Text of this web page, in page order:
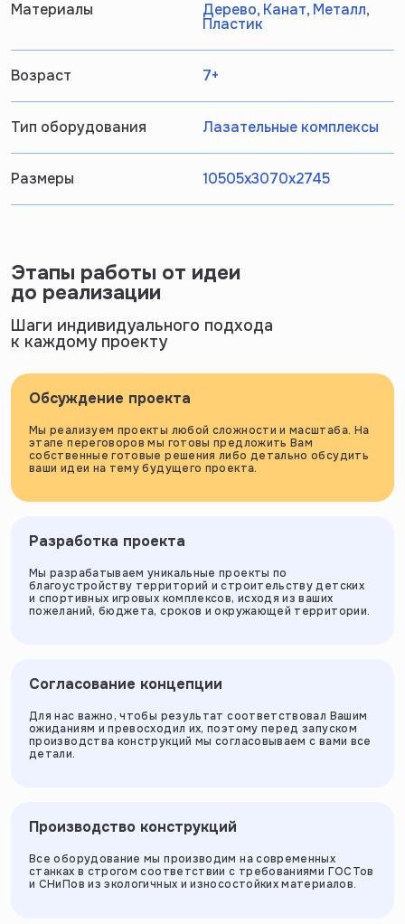
Материалы Дерево, Канат, Металл,
Пластик
Возраст 7+
Тип оборудования Лазательные комплексы
Размеры 10505х3070х2745
Этапы работы от идеи
до реализации
Шаги индивидуального подхода
к каждому проекту
Обсуждение проекта
Мы реализуем проекты любой сложности и масштаба. На
этапе переговоров мы готовы предложить Вам
собственные готовые решения либо детально обсудить
ваши идеи на тему будущего проекта.
Разработка проекта
Мы разрабатываем уникальные проекты по
благоустройству территорий и строительству детских
и спортивных игровых комплексов, исходя из ваших
пожеланий, бюджета, сроков и окружающей территории.
Согласование концепции
Для нас важно, чтобы результат соответствовал Вашим
ожиданиям и превосходил их, поэтому перед запуском
производства конструкций мы согласовываем с вами все
детали.
Производство конструкций
Все оборудование мы производим на современных
станках в строгом соответствии с требованиями ГОСТов
и СНиПов из экологичных и износостойких материалов.